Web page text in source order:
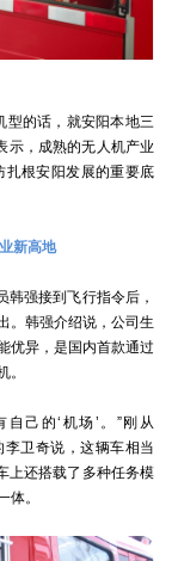
型的话，就安阳本地三
示，成熟的无人机产业
扎根安阳发展的重要底
新高地
韩强接到飞行指令后，
。韩强介绍说，公司生
优异，是国内首款通过
。
己的‘机场’。”刚从
卫奇说，这辆车相当
上还搭载了多种任务模
体。